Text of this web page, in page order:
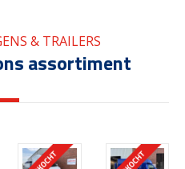
& TRAILERS
assortiment